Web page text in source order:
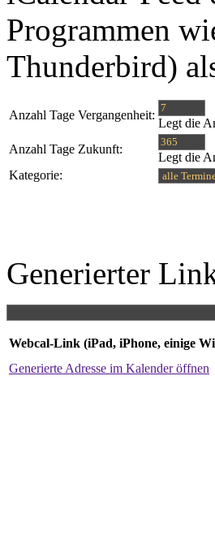
Programmen
Thunderbird)
Anzahl Tage Vergangenheit:
Legt die
Anzahl Tage Zukunft:
Legt die
Kategorie:
Generierter
Webcal-Link (iPad, iPhone, einige
Generierte Adresse im Kalender öffnen